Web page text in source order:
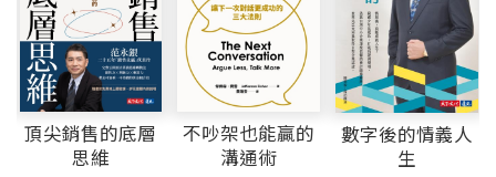
頂尖銷售的底層
思維
不吵架也能贏的
溝通術
數字後的情義人
生